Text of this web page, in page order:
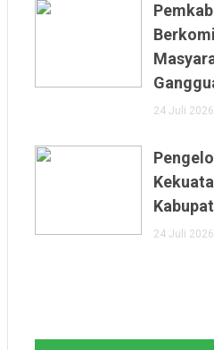
24 Juli
24 Juli